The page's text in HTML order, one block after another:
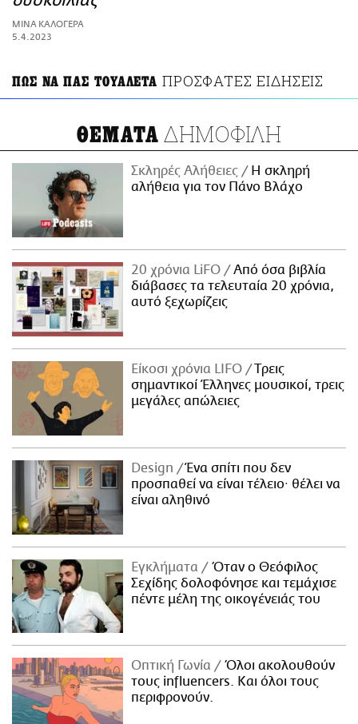
ΑΜΠΑ
PRINT
ΜΙΝΑ ΚΑΛΟΓΕΡΑ
5.4.2023
ΠΩΣ ΝΑ ΠΑΣ ΤΟΥΑΛΕΤΑ ΠΡΟΣΦΑΤΕΣ ΕΙΔΗΣΕΙΣ
ΘΕΜΑΤΑ ΔΗΜΟΦΙΛΗ
Σκληρές Αλήθειες
H σκληρή
αλήθεια για τον Πάνο Βλάχο
20 χρόνια LiFO
Από όσα βιβλία
διάβασες τα τελευταία 20 χρόνια,
αυτό ξεχωρίζεις
Είκοσι χρόνια LIFO
Tρεις
σημαντικοί Έλληνες μουσικοί, τρεις
μεγάλες απώλειες
Design
Ένα σπίτι που δεν
προσπαθεί να είναι τέλειο· θέλει να
είναι αληθινό
Εγκλήματα
Όταν ο Θεόφιλος
Σεχίδης δολοφόνησε και τεμάχισε
πέντε μέλη της οικογένειάς του
Οπτική Γωνία
Όλοι ακολουθούν
τους influencers. Και όλοι τους
περιφρονούν.